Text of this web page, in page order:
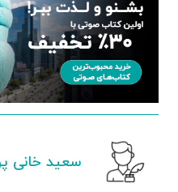
سعید خانی‌